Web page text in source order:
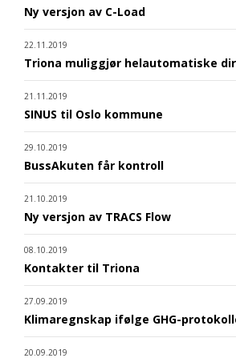
Ny versjon av C-Load
22.11.2019
Triona muliggjør helautomatiske
21.11.2019
SINUS til Oslo kommune
29.10.2019
BussAkuten får kontroll
21.10.2019
Ny versjon av TRACS Flow
08.10.2019
Kontakter til Triona
27.09.2019
Klimaregnskap ifølge GHG-
20.09.2019